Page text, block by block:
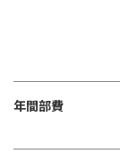
年間部費